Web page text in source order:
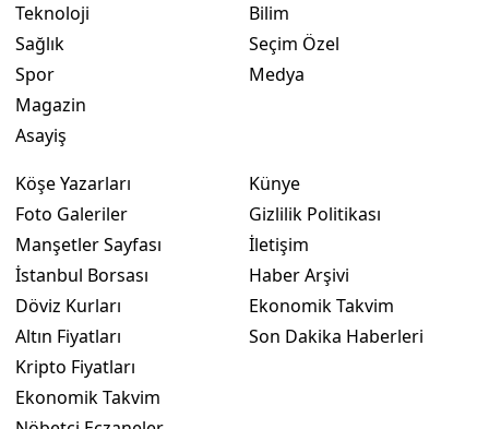
Teknoloji
Sağlık
Spor
Magazin
Asayiş
Bilim
Seçim Özel
Medya
Köşe Yazarları
Foto Galeriler
Manşetler Sayfası
İstanbul Borsası
Döviz Kurları
Altın Fiyatları
Kripto Fiyatları
Ekonomik Takvim
Künye
Gizlilik Politikası
İletişim
Haber Arşivi
Ekonomik Takvim
Son Dakika Haberleri